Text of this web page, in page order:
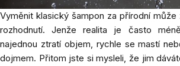
Vyměnit klasický šampon za přírodní může
rozhodnutí. Jenže realita je často
najednou ztratí objem, rychle se mastí
dojmem. Přitom jste si mysleli, že jim